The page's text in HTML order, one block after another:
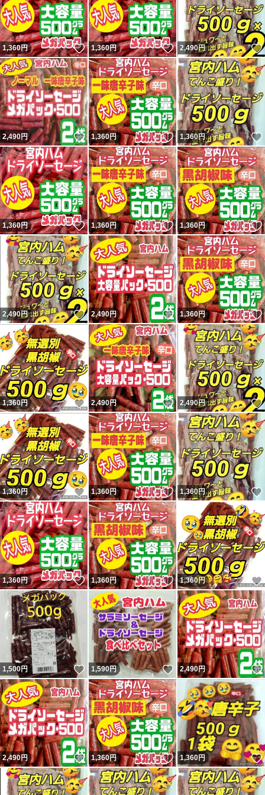
#おつまみ
#保存食
#宮内ハム
#ケンミンショー
1,360円 いいね！
1,360円 いいね！
2,490円
2,490円 いいね！
1,360円 いいね！
1,360円
1,360円 いいね！
1,360円 いいね！
1,360円
2,490円 いいね！
2,490円 いいね！
1,360円
1,360円 いいね！
2,490円 いいね！
2,490円
1,360円 いいね！
1,360円 いいね！
1,360円
1,360円 いいね！
1,360円 いいね！
1,360円
1,500円 いいね！
1,590円 いいね！
2,490円
2,490円 いいね！
1,360円 いいね！
1,360円